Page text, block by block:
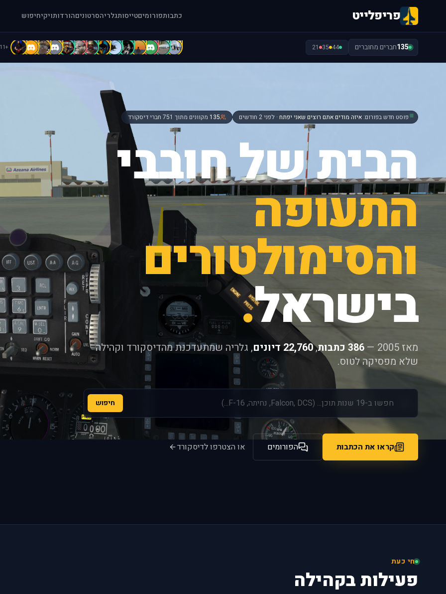
פריפלייט כתבותפורומיםטייסותגלריהסרטוניםהורדותויקיחיפוש
135חברים מחוברים 44
35
21
[
[
a
A
A
A
A
A
A
b
b
B
B
b
+111
פוסט חדש בפורום: איזה מודים אתם רוצים שאני יפתח · לפני 2 חודשים 135 מקוונים מתוך 751 חברי דיסקורד
הבית של חובבי
התעופה
והסימולטורים
בישראל.
מאז 2005 — 386 כתבות ,22,760 דיונים
, גלריה שמתעדכנת מהדיסקורד וקהילה
שלא מפסיקה לטוס.
חיפוש
קראו את הכתבות הפורומים או הצטרפו לדיסקורד
חי כעת
פעילות בקהילה